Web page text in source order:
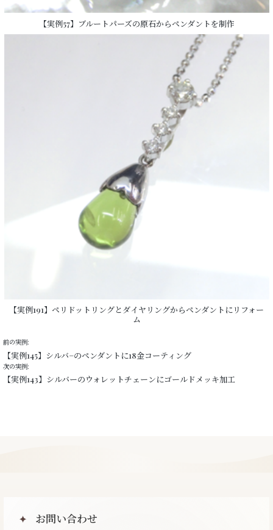
【実例57】ブルートパーズの原石からペンダントを制作
【実例191】ペリドットリングとダイヤリングからペンダントにリフォー
ム
前の実例:
【実例145】シルバ−のペンダントに18金コーティング
次の実例:
【実例143】シルバーのウォレットチェーンにゴールドメッキ加工
✦ お問い合わせ